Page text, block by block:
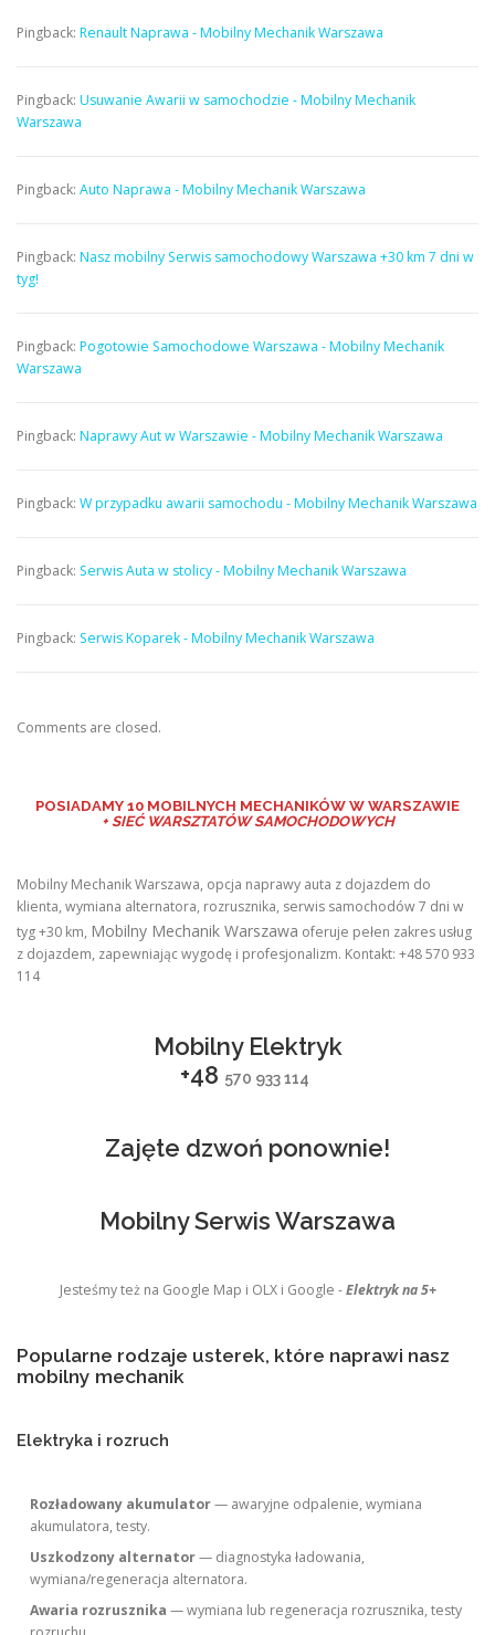
Pingback: Renault Naprawa - Mobilny Mechanik Warszawa
Pingback: Usuwanie Awarii w samochodzie - Mobilny Mechanik
Warszawa
Pingback: Auto Naprawa - Mobilny Mechanik Warszawa
Pingback: Nasz mobilny Serwis samochodowy Warszawa +30 km 7 dni w
tyg!
Pingback: Pogotowie Samochodowe Warszawa - Mobilny Mechanik
Warszawa
Pingback: Naprawy Aut w Warszawie - Mobilny Mechanik Warszawa
Pingback: W przypadku awarii samochodu - Mobilny Mechanik Warszawa
Pingback: Serwis Auta w stolicy - Mobilny Mechanik Warszawa
Pingback: Serwis Koparek - Mobilny Mechanik Warszawa
Comments are closed.
POSIADAMY 10 MOBILNYCH MECHANIKÓW W WARSZAWIE
+ SIEĆ WARSZTATÓW SAMOCHODOWYCH
Mobilny Mechanik Warszawa, opcja naprawy auta z dojazdem do
klienta, wymiana alternatora, rozrusznika, serwis samochodów 7 dni w
tyg +30 km, Mobilny Mechanik Warszawa oferuje pełen zakres usług
z dojazdem, zapewniając wygodę i profesjonalizm. Kontakt: +48 570 933
114
Mobilny Elektryk
+48 570 933 114
Zajęte dzwoń ponownie!
Mobilny Serwis Warszawa
Jesteśmy też na Google Map i OLX i Google -Elektryk na 5+
Popularne rodzaje usterek, które naprawi nasz
mobilny mechanik
Elektryka i rozruch
Rozładowany akumulator— awaryjne odpalenie, wymiana
akumulatora, testy.
Uszkodzony alternator— diagnostyka ładowania,
wymiana/regeneracja alternatora.
Awaria rozrusznika — wymiana lub regeneracja rozrusznika, testy